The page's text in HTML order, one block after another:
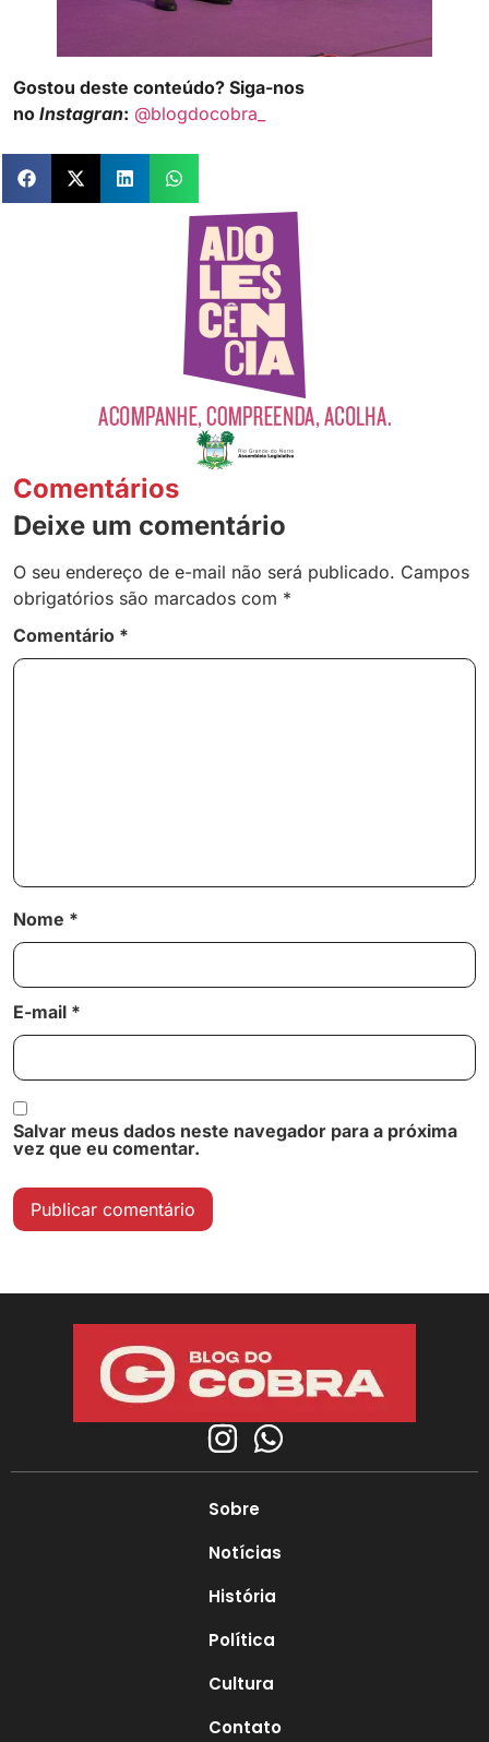
Gostou deste conteúdo? Siga-nos
no Instagran: @blogdocobra_
Comentários
Deixe um comentário
O seu endereço de e-mail não será publicado. Campos
obrigatórios são marcados com *
Comentário *
Nome *
E-mail *
Salvar meus dados neste navegador para a próxima
vez que eu comentar.
Sobre
Notícias
História
Política
Cultura
Contato